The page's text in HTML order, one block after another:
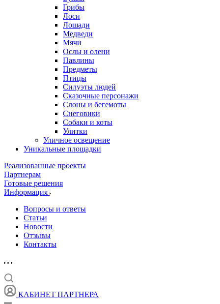
Грибы
Лоси
Лошади
Медведи
Мячи
Ослы и олени
Павлины
Предметы
Птицы
Силуэты людей
Сказочные персонажи
Слоны и бегемоты
Снеговики
Собаки и коты
Улитки
Уличное освещение
Уникальные площадки
Реализованные проекты
Партнерам
Готовые решения
Информация
Вопросы и ответы
Статьи
Новости
Отзывы
Контакты
КАБИНЕТ ПАРТНЕРА